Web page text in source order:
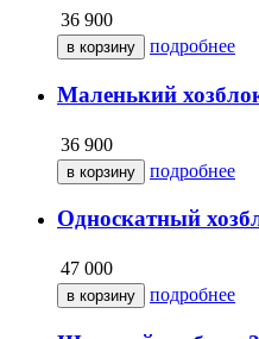
36 900
подробнее
Маленький
36 900
подробнее
Односкатный
47 000
подробнее